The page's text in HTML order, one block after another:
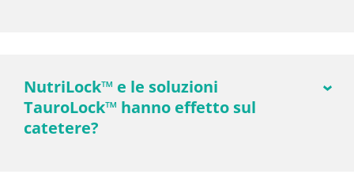
NutriLock™ e le soluzioni
TauroLock™ hanno effetto sul
catetere?